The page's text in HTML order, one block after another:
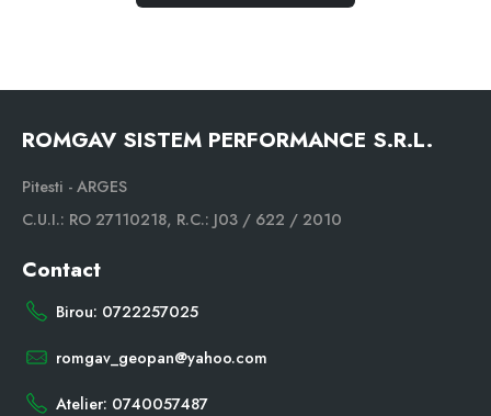
ROMGAV SISTEM PERFORMANCE S.R.L.
Pitesti - ARGES
C.U.I.: RO 27110218, R.C.: J03 / 622 / 2010
Contact
Birou: 0722257025
romgav_geopan@yahoo.com
Atelier: 0740057487